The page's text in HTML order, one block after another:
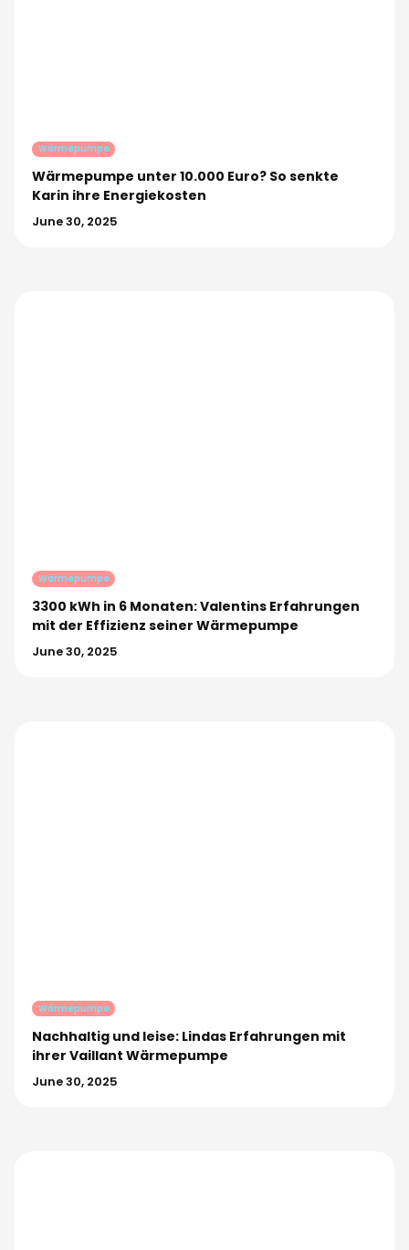
Wärmepumpe
Wärmepumpe unter 10.000 Euro? So senkte
Karin ihre Energiekosten
June 30, 2025
Wärmepumpe
3300 kWh in 6 Monaten: Valentins Erfahrungen
mit der Effizienz seiner Wärmepumpe
June 30, 2025
Wärmepumpe
Nachhaltig und leise: Lindas Erfahrungen mit
ihrer Vaillant Wärmepumpe
June 30, 2025